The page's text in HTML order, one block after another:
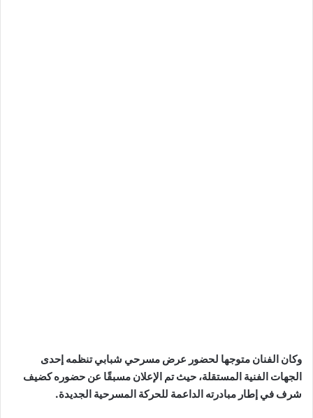
وكان الفنان متوجها لحضور عرض مسرحي شبابي تنظمه إحدى
الجهات الفنية المستقلة، حيث تم الإعلان مسبقًا عن حضوره كضيف
شرف في إطار مبادرته الداعمة للحركة المسرحية الجديدة.